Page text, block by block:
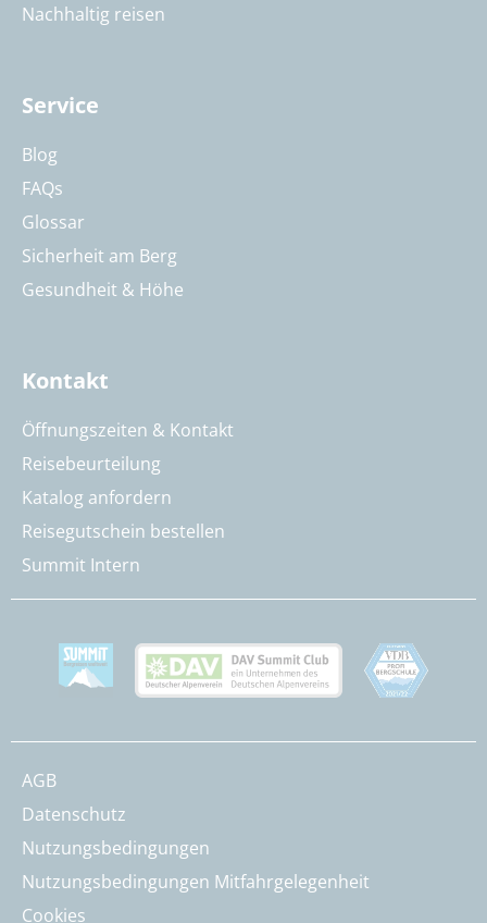
Nachhaltig reisen
Service
Blog
FAQs
Glossar
Sicherheit am Berg
Gesundheit & Höhe
Kontakt
Öffnungszeiten & Kontakt
Reisebeurteilung
Katalog anfordern
Reisegutschein bestellen
Summit Intern
AGB
Datenschutz
Nutzungsbedingungen
Nutzungsbedingungen Mitfahrgelegenheit
Cookies